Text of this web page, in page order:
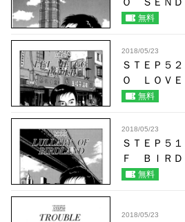
無料
2018/05/23
ＳＴＥＰ
Ｏ ＬＯＶＥ
無料
2018/05/23
ＳＴＥＰ５
Ｆ ＢＩＲＤ
無料
2018/05/23